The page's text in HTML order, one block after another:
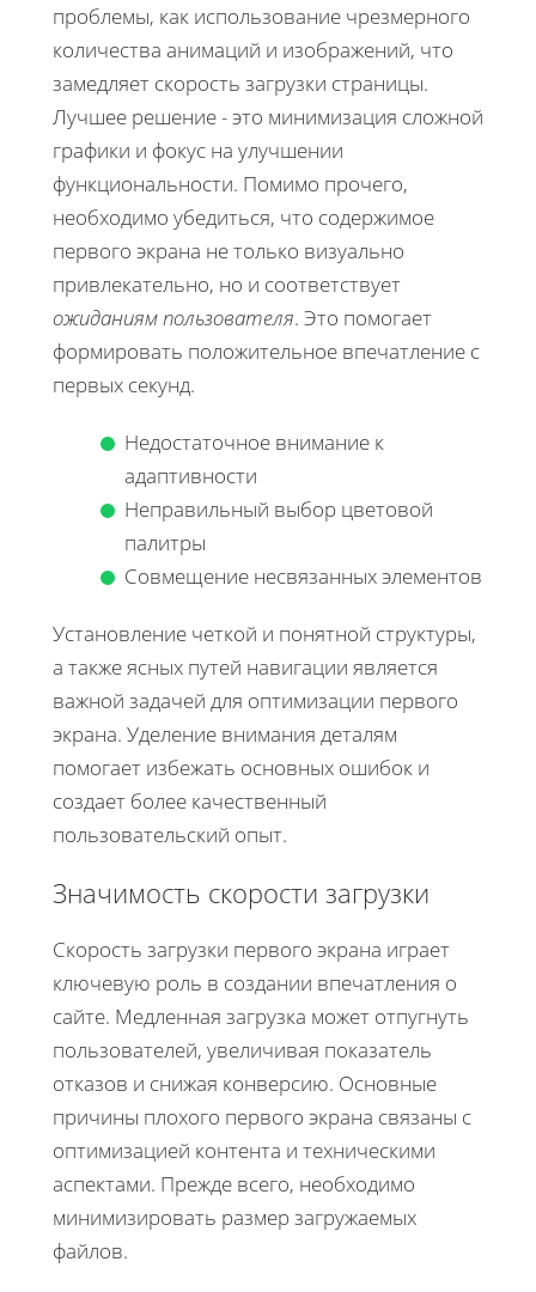
проблемы, как использование чрезмерного
количества анимаций и изображений, что
замедляет скорость загрузки страницы.
Лучшее решение - это минимизация сложной
графики и фокус на улучшении
функциональности. Помимо прочего,
необходимо убедиться, что содержимое
первого экрана не только визуально
привлекательно, но и соответствует
ожиданиям пользователя. Это помогает
формировать положительное впечатление с
первых секунд.
Недостаточное внимание к
адаптивности
Неправильный выбор цветовой
палитры
Совмещение несвязанных элементов
Установление четкой и понятной структуры,
а также ясных путей навигации является
важной задачей для оптимизации первого
экрана. Уделение внимания деталям
помогает избежать основных ошибок и
создает более качественный
пользовательский опыт.
Значимость скорости загрузки
Скорость загрузки первого экрана играет
ключевую роль в создании впечатления о
сайте. Медленная загрузка может отпугнуть
пользователей, увеличивая показатель
отказов и снижая конверсию. Основные
причины плохого первого экрана связаны с
оптимизацией контента и техническими
аспектами. Прежде всего, необходимо
минимизировать размер загружаемых
файлов.